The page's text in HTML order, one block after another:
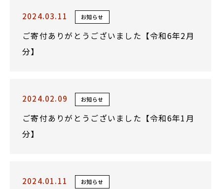
2024.03.11 お知らせ
ご寄付ありがとうございました【令和6年2月
分】
2024.02.09 お知らせ
ご寄付ありがとうございました【令和6年1月
分】
2024.01.11 お知らせ